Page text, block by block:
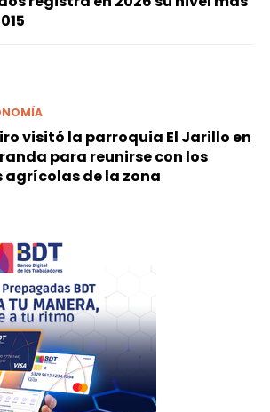
visitó la parroquia El Jarillo en
para reunirse con los
de la zona